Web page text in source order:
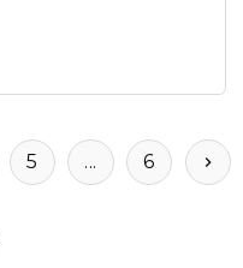
5 ... 6